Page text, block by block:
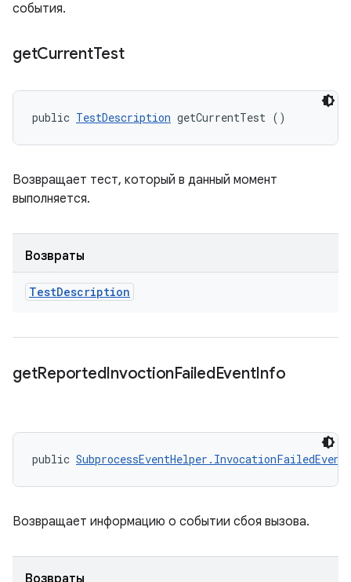
события.
getCurrentTest
public TestDescription getCurrentTest ()
Возвращает тест, который в данный момент
выполняется.
Возвраты
TestDescription
getReportedInvoctionFailedEventInfo
public
Возвращает информацию о событии сбоя вызова.
Возвраты